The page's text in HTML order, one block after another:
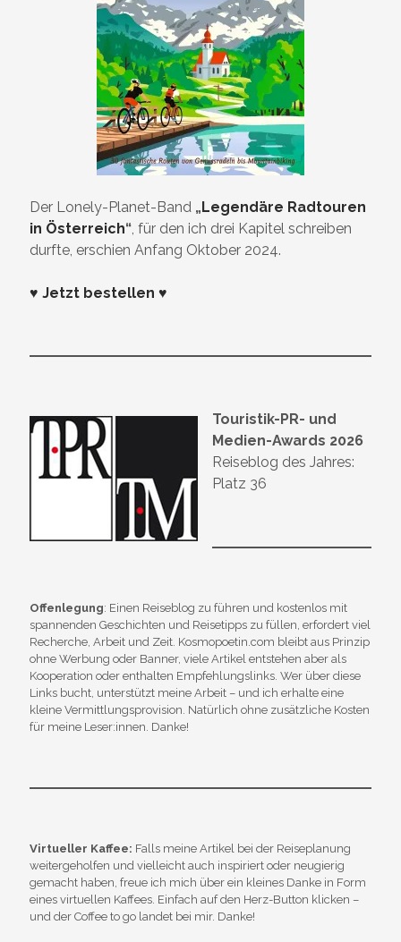
Der Lonely-Planet-Band „Legendäre Radtouren
in Österreich“, für den ich drei Kapitel schreiben
durfte, erschien Anfang Oktober 2024.
♥ Jetzt bestellen ♥
Touristik-PR- und
Medien-Awards 2026
Reiseblog des Jahres:
Platz 36
Offenlegung: Einen Reiseblog zu führen und kostenlos mit
spannenden Geschichten und Reisetipps zu füllen, erfordert viel
Recherche, Arbeit und Zeit. Kosmopoetin.com bleibt aus Prinzip
ohne Werbung oder Banner, viele Artikel entstehen aber als
Kooperation oder enthalten Empfehlungslinks. Wer über diese
Links bucht, unterstützt meine Arbeit – und ich erhalte eine
kleine Vermittlungsprovision. Natürlich ohne zusätzliche Kosten
für meine Leser:innen. Danke!
Virtueller Kaffee: Falls meine Artikel bei der Reiseplanung
weitergeholfen und vielleicht auch inspiriert oder neugierig
gemacht haben, freue ich mich über ein kleines Danke in Form
eines virtuellen Kaffees. Einfach auf den Herz-Button klicken –
und der Coffee to go landet bei mir. Danke!